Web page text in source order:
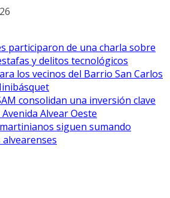
participaron de una charla sobre
y delitos tecnológicos
los vecinos del Barrio San Carlos
consolidan una inversión clave
Alvear Oeste
siguen sumando